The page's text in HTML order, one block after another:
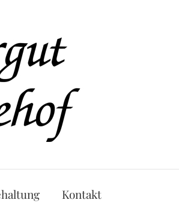
Kontakt